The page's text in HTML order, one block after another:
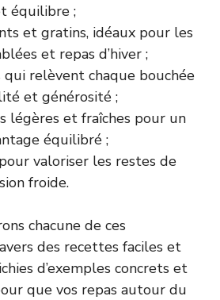
équilibre ;
et gratins, idéaux pour les
et repas d’hiver ;
qui relèvent chaque bouchée
et générosité ;
légères et fraîches pour un
équilibré ;
valoriser les restes de
froide.
chacune de ces
des recettes faciles et
d’exemples concrets et
que vos repas autour du